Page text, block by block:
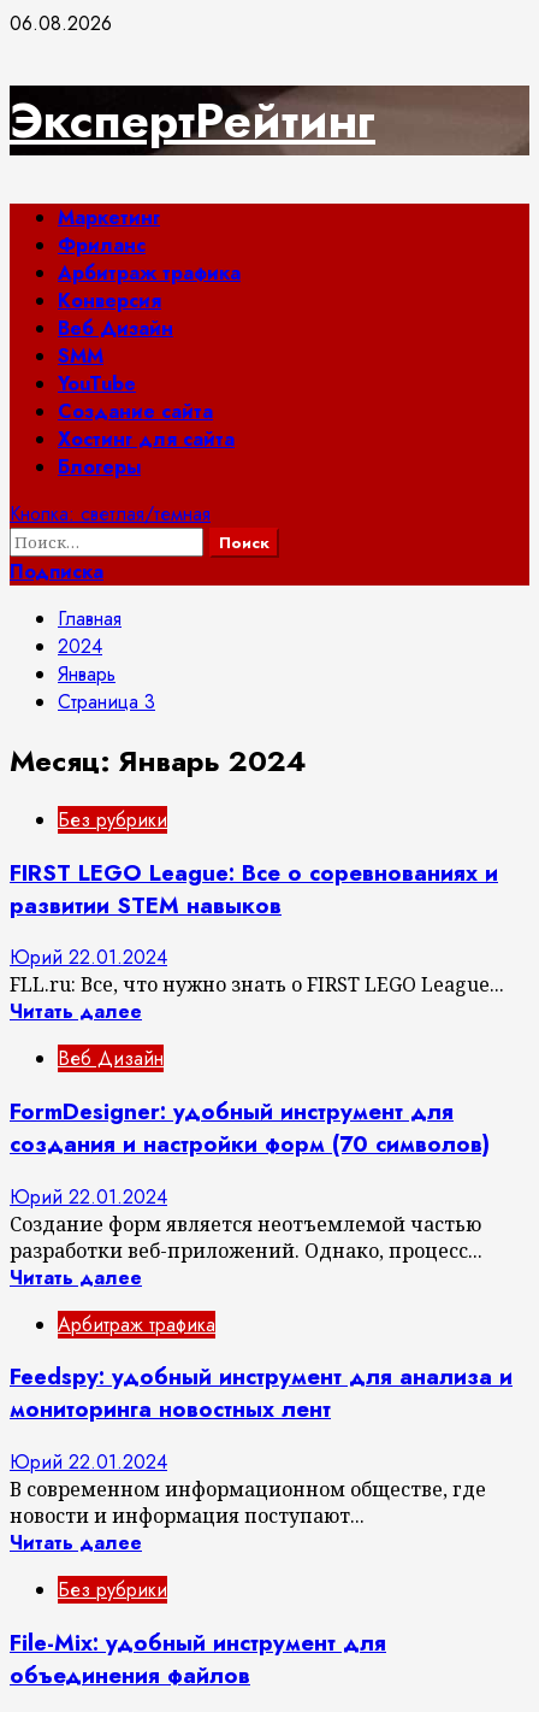
Перейти
06.08.2026
ЭкспертРейтинг
Основное
меню
Маркетинг
Фриланс
Арбитраж трафика
Конверсия
Веб Дизайн
SMM
YouTube
Создание сайта
Хостинг для сайта
Блогеры
Кнопка: светлая/темная
Найти:
Подписка
Главная
2024
Январь
Страница 3
Месяц: Январь 2024
Без рубрики
FIRST LEGO League: Все о соревнованиях и
развитии STEM навыков
Юрий 22.01.2024
FLL.ru: Все, что нужно знать о FIRST LEGO League...
Читать далее
Веб Дизайн
FormDesigner: удобный инструмент для
создания и настройки форм (70 символов)
Юрий 22.01.2024
Создание форм является неотъемлемой частью
разработки веб-приложений. Однако, процесс...
Читать далее
Арбитраж трафика
Feedspy: удобный инструмент для анализа и
мониторинга новостных лент
Юрий 22.01.2024
В современном информационном обществе, где
новости и информация поступают...
Читать далее
Без рубрики
File-Mix: удобный инструмент для
объединения файлов